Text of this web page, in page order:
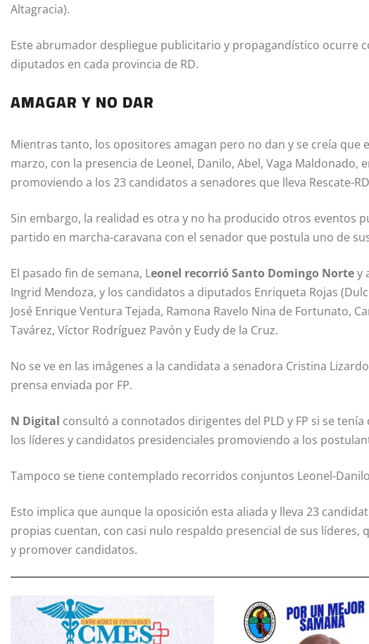
Altagracia).
Este abrumador despliegue publicitario y propagandístico ocurre
diputados en cada provincia de RD.
AMAGAR Y NO DAR
Mientras tanto, los opositores amagan pero no dan y se creía que
marzo, con la presencia de Leonel, Danilo, Abel, Vaga Maldonado,
promoviendo a los 23 candidatos a senadores que lleva Rescate-
Sin embargo, la realidad es otra y no ha producido otros eventos
partido en marcha-caravana con el senador que postula uno de
El pasado fin de semana, Leonel recorrió Santo Domingo Nortey
Ingrid Mendoza, y los candidatos a diputados Enriqueta Rojas
José Enrique Ventura Tejada, Ramona Ravelo Nina de Fortunato,
Tavárez, Víctor Rodríguez Pavón y Eudy de la Cruz.
No se ve en las imágenes a la candidata a senadora Cristina
prensa enviada por FP.
N Digital consultó a connotados dirigentes del PLD y FP si se
los líderes y candidatos presidenciales promoviendo a los
Tampoco se tiene contemplado recorridos conjuntos Leonel-
Esto implica que aunque la oposición esta aliada y lleva 23
propias cuentan, con casi nulo respaldo presencial de sus líderes,
y promover candidatos.